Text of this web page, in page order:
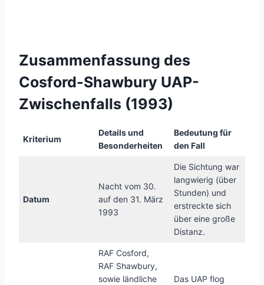
Zusammenfassung des
Cosford-Shawbury UAP-
Zwischenfalls (1993)
Kriterium
Details und
Besonderheiten
Bedeutung für
den Fall
Datum
Nacht vom 30.
auf den 31. März
1993
Die Sichtung war
langwierig (über
Stunden) und
erstreckte sich
über eine große
Distanz.
RAF Cosford,
RAF Shawbury,
sowie ländliche
Das UAP flog